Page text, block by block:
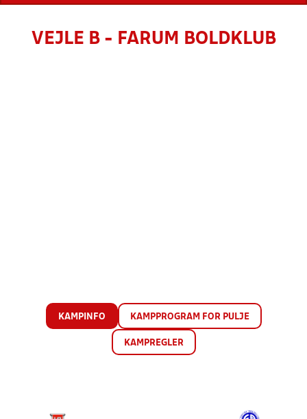
VEJLE B - FARUM BOLDKLUB
KAMPINFO KAMPPROGRAM FOR PULJE
KAMPREGLER